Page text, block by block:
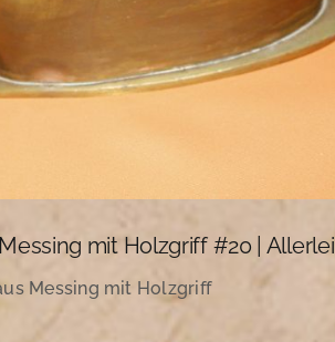
mit Holzgriff #20 | Allerlei
Messing mit Holzgriff